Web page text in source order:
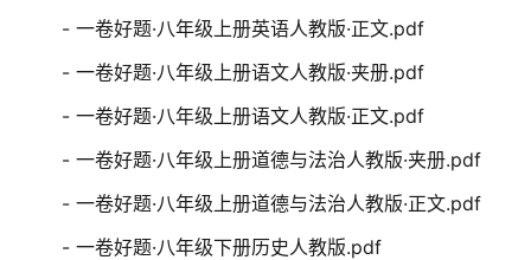
- 一卷好题·八年级上册英语人教版·正文.pdf
- 一卷好题·八年级上册语文人教版·夹册.pdf
- 一卷好题·八年级上册语文人教版·正文.pdf
- 一卷好题·八年级上册道德与法治人教版·夹册.pdf
- 一卷好题·八年级上册道德与法治人教版·正文.pdf
- 一卷好题·八年级下册历史人教版.pdf